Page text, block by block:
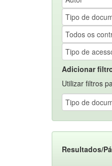
Adicionar
Utilizar filtros
Resultados/